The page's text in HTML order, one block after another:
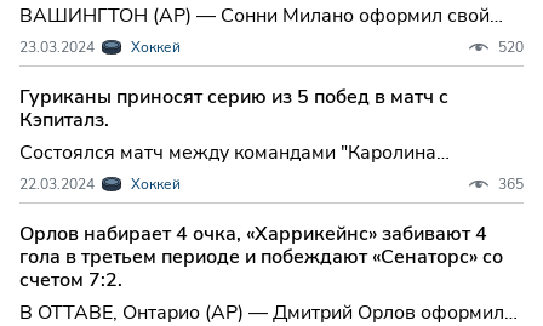
ВАШИНГТОН (AP) — Сонни Милано оформил свой
первый хет-трик в НХЛ, Алекс Овечкин забил еще
один гол, и "Вашингтон Кэпиталз" покончил с пяти
матчевой победной серией "Каролина Харрикейнс" со
счетом 7-6 в серии буллитов в пятницу вечером, что
может
23.03.2024 Хоккей 520
Гуриканы приносят серию из 5 побед в матч с
Кэпиталз.
Состоялся матч между командами "Каролина
Харрикейнз" и "Вашингтон Кэпиталз" в рамках
регулярного чемпионата Национальной хоккейной
лиги. Встреча прошла в городе Вашингтон, начало
матча было назначено на 19:00 по восточному
времени.
22.03.2024 Хоккей 365
Орлов набирает 4 очка, «Харрикейнс» забивают 4
гола в третьем периоде и побеждают «Сенаторс» со
счетом 7:2.
В ОТТАВЕ, Онтарио (AP) — Дмитрий Орлов оформил